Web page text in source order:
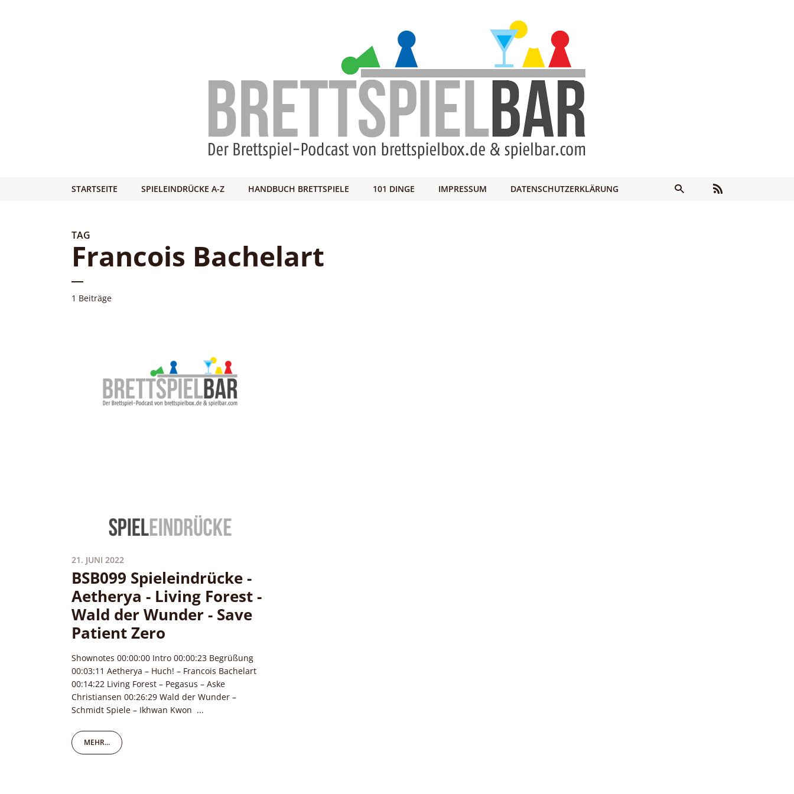
STARTSEITE SPIELEINDRÜCKE A-Z HANDBUCH BRETTSPIELE 101 DINGE IMPRESSUM DATENSCHUTZERKLÄRUNG
TAG
Francois Bachelart
1 Beiträge
21. JUNI 2022
BSB099 Spieleindrücke -
Aetherya - Living Forest -
Wald der Wunder - Save
Patient Zero
Shownotes 00:00:00 Intro 00:00:23 Begrüßung
00:03:11 Aetherya – Huch! – Francois Bachelart
00:14:22 Living Forest – Pegasus – Aske
Christiansen 00:26:29 Wald der Wunder –
Schmidt Spiele – Ikhwan Kwon ...
MEHR...